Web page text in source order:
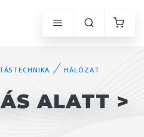
HÁLÓZAT
ALATT >